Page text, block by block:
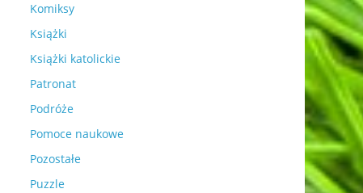
Komiksy
Książki
Książki katolickie
Patronat
Podróże
Pomoce naukowe
Pozostałe
Puzzle